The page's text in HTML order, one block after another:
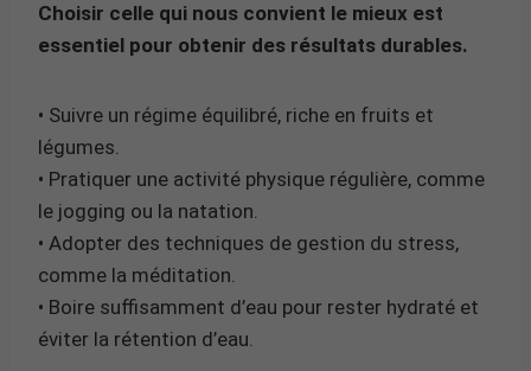
Choisir celle qui nous convient le mieux est
essentiel pour obtenir des résultats durables.
• Suivre un régime équilibré, riche en fruits et
légumes.
• Pratiquer une activité physique régulière, comme
le jogging ou la natation.
• Adopter des techniques de gestion du stress,
comme la méditation.
• Boire suffisamment d’eau pour rester hydraté et
éviter la rétention d’eau.